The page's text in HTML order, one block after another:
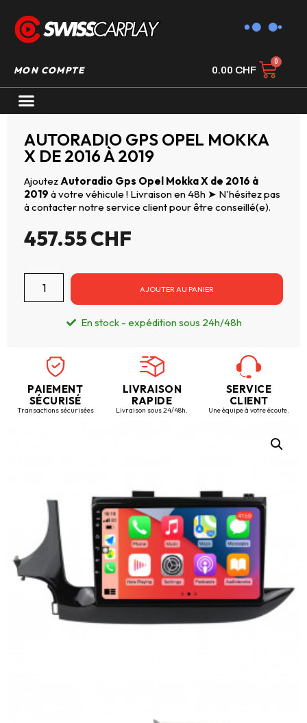
MON COMPTE 0.00 CHF
AUTORADIO GPS OPEL MOKKA
X DE 2016 À 2019
Ajoutez Autoradio Gps Opel Mokka X de 2016 à
2019 à votre véhicule ! Livraison en 48h ➤ N'hésitez pas
à contacter notre service client pour être conseillé(e).
457.55CHF
AJOUTER AU PANIER
En stock - expédition sous 24h/48h
PAIEMENT
SÉCURISÉ
Transactions sécurisées
LIVRAISON
RAPIDE
Livraison sous 24/48h.
SERVICE
CLIENT
Une équipe à votre écoute.